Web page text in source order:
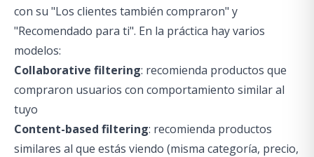
con su "Los clientes también compraron" y
"Recomendado para ti". En la práctica hay varios
modelos:
Collaborative filtering: recomienda productos que
compraron usuarios con comportamiento similar al
tuyo
Content-based filtering: recomienda productos
similares al que estás viendo (misma categoría, precio,